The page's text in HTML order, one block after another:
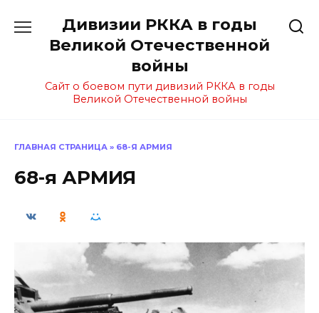
содержанию
Дивизии РККА в годы
Великой Отечественной
войны
Сайт о боевом пути дивизий РККА в годы
Великой Отечественной войны
ГЛАВНАЯ СТРАНИЦА » 68-Я АРМИЯ
68-я АРМИЯ